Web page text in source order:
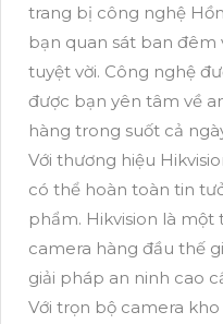
trang bị công nghệ
bạn quan sát ban đêm
tuyệt vời. Công nghệ
được bạn yên tâm về
hàng trong suốt cả
Với thương hiệu
có thể hoàn toàn tin
phẩm. Hikvision là
camera hàng đầu thế
giải pháp an ninh cao
Với trọn bộ camera